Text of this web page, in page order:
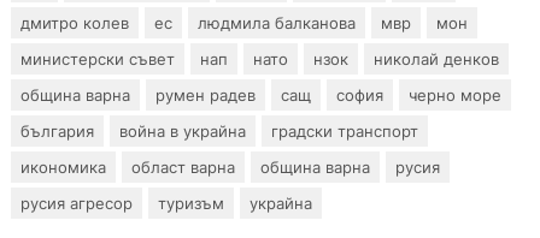
дмитро колев
ес людмила балканова мвр
мон
министерски съвет
нап нато нзок
николай денков
община варна
румен радев сащ софия
черно море
българия
война в украйна
градски транспорт
икономика
област варна община варна
русия
русия агресор
туризъм украйна